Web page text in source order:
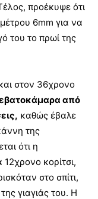
προέκυψε ότι
6mm για να
του το πρωί της
στον 36χρονο
από
καθώς έβαλε
της
ότι η
12χρονο κορίτσι,
στο σπίτι,
γιαγιάς του. Η